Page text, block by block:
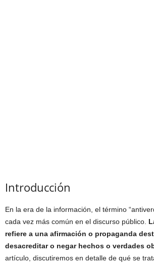
Introducción
En la era de la información, el término
cada vez más común en el discurso público.
refiere a una afirmación o propaganda
desacreditar o negar hechos o verdades
artículo, discutiremos en detalle de qué se